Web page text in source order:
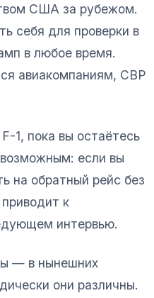
США за рубежом.
себя для проверки в
в любое время.
авиакомпаниям, CBP
1, пока вы остаётесь
если вы
на обратный рейс без
к
интервью.
— в нынешних
они различны.